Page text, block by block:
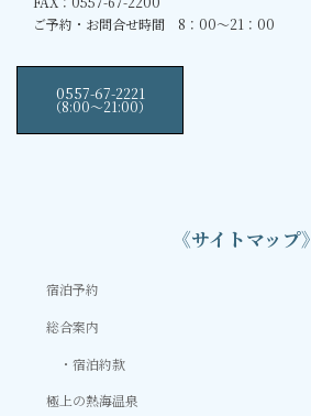
ご予約・お問合せ時間 8：00～21：00
0557-67-2221
（8:00〜21:00）
《サイトマップ》
宿泊予約
総合案内
宿泊約款
極上の熱海温泉